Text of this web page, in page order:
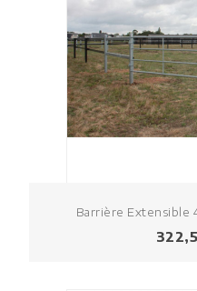
Barrière Extensible
Prix